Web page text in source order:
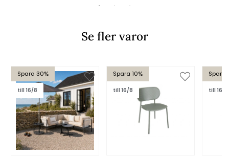
Se fler varor
Spara 30%
till 16/8
Spara 10%
till 16/8
Spara
till 16/8